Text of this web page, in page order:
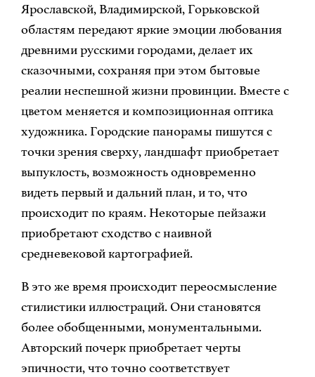
Ярославской, Владимирской, Горьковской
областям передают яркие эмоции любования
древними русскими городами, делает их
сказочными, сохраняя при этом бытовые
реалии неспешной жизни провинции. Вместе с
цветом меняется и композиционная оптика
художника. Городские панорамы пишутся с
точки зрения сверху, ландшафт приобретает
выпуклость, возможность одновременно
видеть первый и дальний план, и то, что
происходит по краям. Некоторые пейзажи
приобретают сходство с наивной
средневековой картографией.
В это же время происходит переосмысление
стилистики иллюстраций. Они становятся
более обобщенными, монументальными.
Авторский почерк приобретает черты
эпичности, что точно соответствует